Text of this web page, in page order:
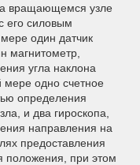
вращающемся узле
его силовым
один датчик
магнитометр,
угла наклона
одно счетное
определения
и два гироскопа,
направления на
предоставления
положения, при этом